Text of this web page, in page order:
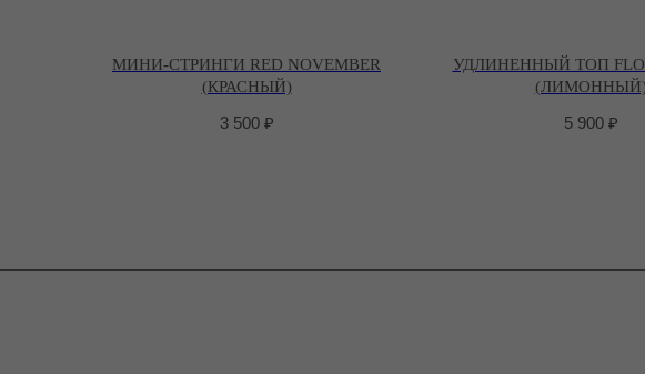
МИНИ-СТРИНГИ RED NOVEMBER
(КРАСНЫЙ)
3 500 ₽
УДЛИНЕННЫЙ ТОП
5 900 ₽